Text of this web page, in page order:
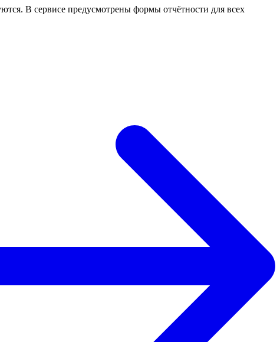
В сервисе предусмотрены формы отчётности для всех